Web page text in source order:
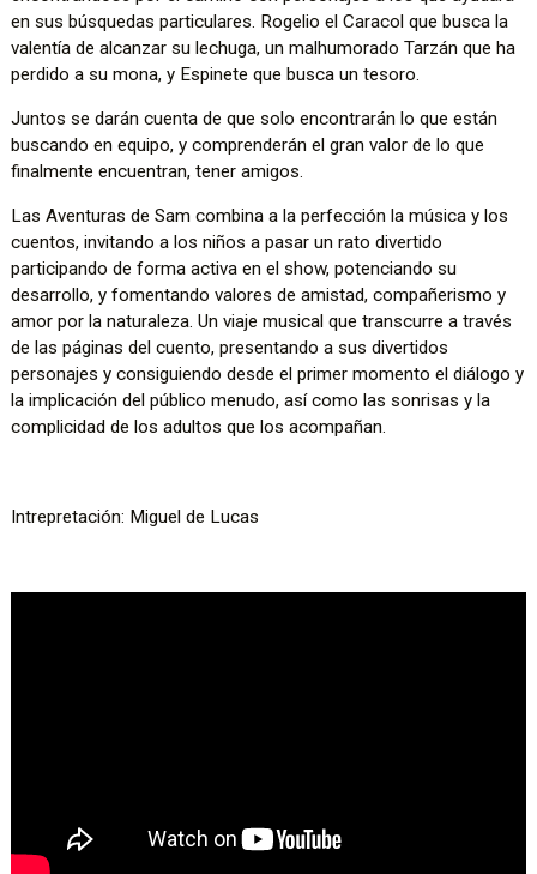
en sus búsquedas particulares. Rogelio el Caracol que busca la
valentía de alcanzar su lechuga, un malhumorado Tarzán que ha
perdido a su mona, y Espinete que busca un tesoro.
Juntos se darán cuenta de que solo encontrarán lo que están
buscando en equipo, y comprenderán el gran valor de lo que
finalmente encuentran, tener amigos.
Las Aventuras de Sam combina a la perfección la música y los
cuentos, invitando a los niños a pasar un rato divertido
participando de forma activa en el show, potenciando su
desarrollo, y fomentando valores de amistad, compañerismo y
amor por la naturaleza. Un viaje musical que transcurre a través
de las páginas del cuento, presentando a sus divertidos
personajes y consiguiendo desde el primer momento el diálogo y
la implicación del público menudo, así como las sonrisas y la
complicidad de los adultos que los acompañan.
Intrepretación: Miguel de Lucas